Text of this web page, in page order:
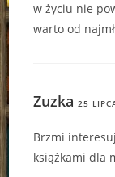
w życiu nie
warto od
Zuzka 25
Brzmi
książkami dla